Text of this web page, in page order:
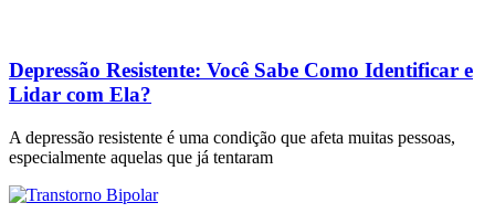
Depressão Resistente: Você Sabe Como Identificar e
Lidar com Ela?
A depressão resistente é uma condição que afeta muitas pessoas,
especialmente aquelas que já tentaram